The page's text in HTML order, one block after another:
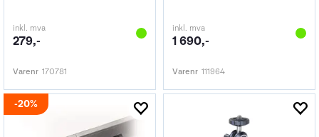
inkl. mva
279,-
Varenr 170781
inkl. mva
1 690,-
Varenr 111964
20%